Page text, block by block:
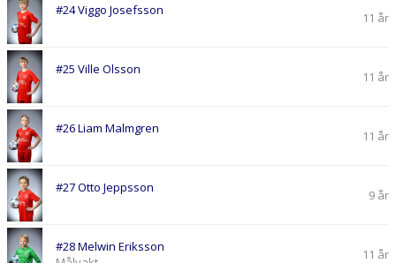
#24 Viggo Josefsson 11 år
#25 Ville Olsson 11 år
#26 Liam Malmgren 11 år
#27 Otto Jeppsson 9 år
#28 Melwin Eriksson
11 år